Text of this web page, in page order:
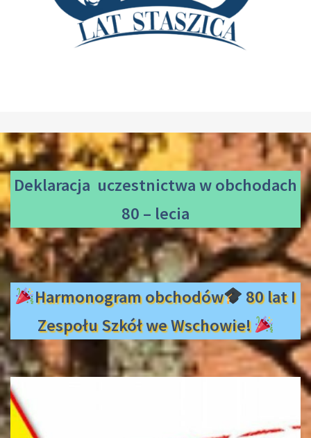
Deklaracja uczestnictwaw obchodach
80 – lecia
Harmonogram obchodów
80 lat I
Zespołu Szkół we Wschowie!